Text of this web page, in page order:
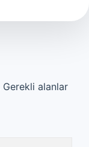
Gerekli alanlar